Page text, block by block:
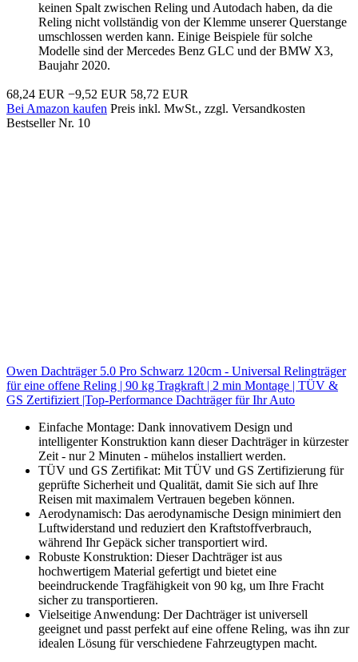
keinen Spalt zwischen Reling und Autodach haben, da die
Reling nicht vollständig von der Klemme unserer Querstange
umschlossen werden kann. Einige Beispiele für solche
Modelle sind der Mercedes Benz GLC und der BMW X3,
Baujahr 2020.
68,24 EUR −9,52 EUR 58,72 EUR
Bei Amazon kaufen Preis inkl. MwSt., zzgl. Versandkosten
Bestseller Nr. 10
Owen Dachträger 5.0 Pro Schwarz 120cm - Universal Relingträger
für eine offene Reling | 90 kg Tragkraft | 2 min Montage | TÜV &
GS Zertifiziert |Top-Performance Dachträger für Ihr Auto
Einfache Montage: Dank innovativem Design und
intelligenter Konstruktion kann dieser Dachträger in kürzester
Zeit - nur 2 Minuten - mühelos installiert werden.
TÜV und GS Zertifikat: Mit TÜV und GS Zertifizierung für
geprüfte Sicherheit und Qualität, damit Sie sich auf Ihre
Reisen mit maximalem Vertrauen begeben können.
Aerodynamisch: Das aerodynamische Design minimiert den
Luftwiderstand und reduziert den Kraftstoffverbrauch,
während Ihr Gepäck sicher transportiert wird.
Robuste Konstruktion: Dieser Dachträger ist aus
hochwertigem Material gefertigt und bietet eine
beeindruckende Tragfähigkeit von 90 kg, um Ihre Fracht
sicher zu transportieren.
Vielseitige Anwendung: Der Dachträger ist universell
geeignet und passt perfekt auf eine offene Reling, was ihn zur
idealen Lösung für verschiedene Fahrzeugtypen macht.